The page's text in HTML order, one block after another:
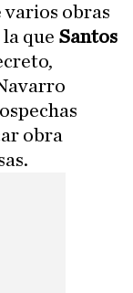
varios obras
que Santos
obra